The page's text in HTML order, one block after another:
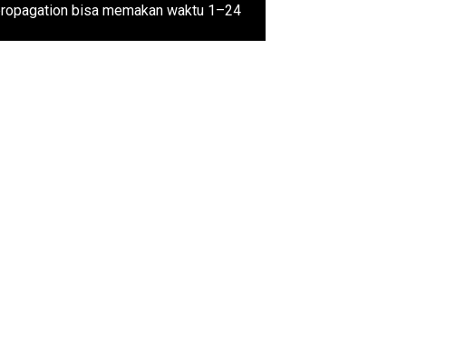
bisa memakan waktu 1–24